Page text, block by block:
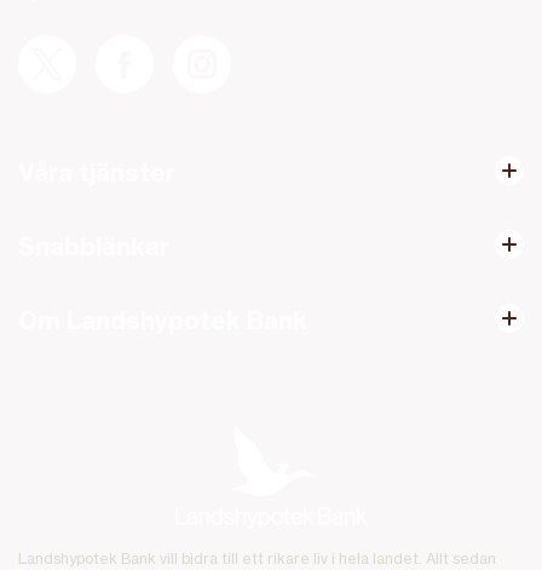
Landshypotek Bank vill bidra till ett rikare liv i hela landet. Allt sedan